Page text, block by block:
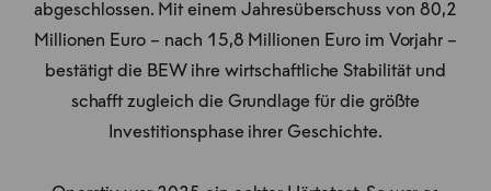
abgeschlossen. Mit einem Jahresüberschuss von 80,2
Millionen Euro – nach 15,8 Millionen Euro im Vorjahr –
bestätigt die BEW ihre wirtschaftliche Stabilität und
schafft zugleich die Grundlage für die größte
Investitionsphase ihrer Geschichte.